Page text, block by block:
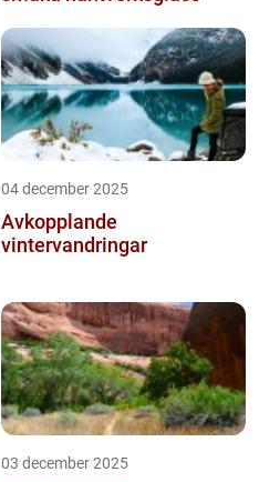
04 december 2025
Avkopplande
vintervandringar
03 december 2025